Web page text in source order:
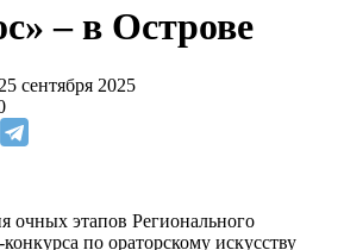
– в Острове
сентября 2025
очных этапов Регионального
по ораторскому искусству